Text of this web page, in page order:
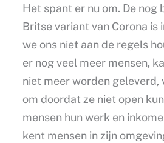
Het spant er nu om. De
Britse variant van Corona is
we ons niet aan de regels
er nog veel meer mensen,
niet meer worden geleverd,
om doordat ze niet open
mensen hun werk en
kent mensen in zijn